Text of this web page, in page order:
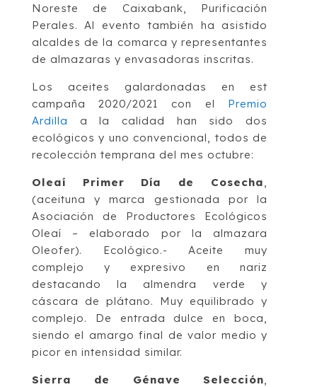
Noreste de Caixabank, Purificación
Perales. Al evento también ha asistido
alcaldes de la comarca y representantes
de almazaras y envasadoras inscritas.
Los aceites galardonadas en est
campaña 2020/2021 con el Premio
Ardilla a la calidad han sido dos
ecológicos y uno convencional, todos de
recolección temprana del mes octubre:
Oleaí Primer Día de Cosecha,
(aceituna y marca gestionada por la
Asociación de Productores Ecológicos
Oleaí – elaborado por la almazara
Oleofer). Ecológico.- Aceite muy
complejo y expresivo en nariz
destacando la almendra verde y
cáscara de plátano. Muy equilibrado y
complejo. De entrada dulce en boca,
siendo el amargo final de valor medio y
picor en intensidad similar.
Sierra de Génave Selección,